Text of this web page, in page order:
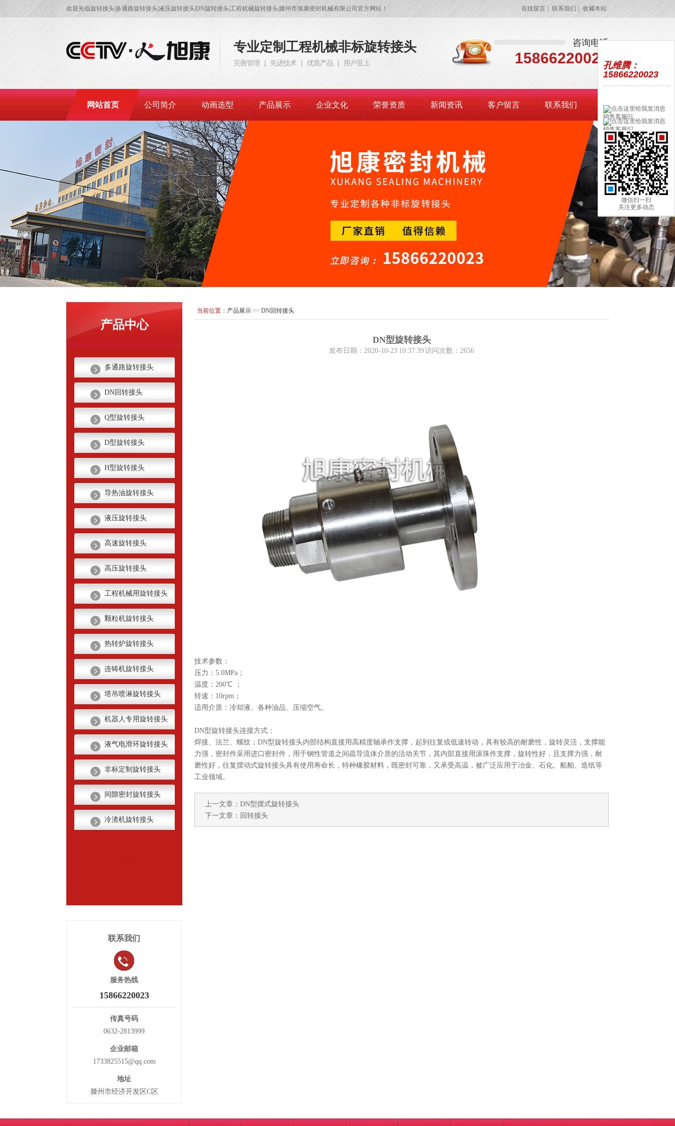
在线留言 联系我们 收藏本站
欢迎光临旋转接头|多通路旋转接头|液压旋转接头|DN旋转接头|工程机械旋转接头|滕州市旭康密封机械有限公司官方网站！
咨询电话
15866220023
专业定制 工程机械非标旋转接头
完善管理 | 先进技术 | 优质产品 | 用户至上
网站首页 公司简介 动画选型 产品展示 企业文化 荣誉资质 新闻资讯 客户留言 联系我们
当前位置： 产品展示 >> DN回转接头
DN型旋转接头
发布日期：2020-10-23 10:37:39 访问次数：2656
技术参数：
压力：5.0MPa；
温度：200℃ ；
转速：10rpm；
适用介质：冷却液、各种油品、压缩空气。
DN型旋转接头连接方式：
焊接、法兰、螺纹；DN型旋转接头内部结构直接用高精度轴承作支撑，起到往复或低速转动，具有较高的耐磨性，旋转灵活，支撑能
力强，密封件采用进口密封件，用于钢性管道之间疏导流体介质的活动关节，其内部直接用滚珠作支撑，旋转性好，且支撑力强，耐
磨性好，往复摆动式旋转接头具有使用寿命长，特种橡胶材料，既密封可靠，又承受高温，被广泛应用于冶金、石化、船舶、造纸等
工业领域。
上一文章： DN型摆式旋转接头
下一文章： 回转接头
产品中心
多通路旋转接头
DN回转接头
Q型旋转接头
D型旋转接头
H型旋转接头
导热油旋转接头
液压旋转接头
高速旋转接头
高压旋转接头
工程机械用旋转接头
颗粒机旋转接头
热转炉旋转接头
连铸机旋转接头
塔吊喷淋旋转接头
机器人专用旋转接头
液气电滑环旋转接头
非标定制旋转接头
间隙密封旋转接头
冷渣机旋转接头
联系我们
服务热线
15866220023
传真号码
0632-2813999
企业邮箱
1733825515@qq.com
地址
滕州市经济开发区C区
孔维腾：
15866220023
销售客服01
销售客服02
微信扫一扫
关注更多动态